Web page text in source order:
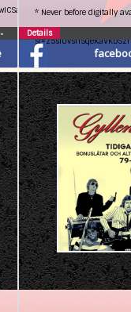
•
* Never before digitally
https://open.spotify.com/
Details